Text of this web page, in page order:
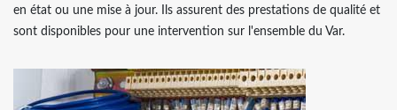
en état ou une mise à jour. Ils assurent des prestations de qualité et
sont disponibles pour une intervention sur l'ensemble du Var.